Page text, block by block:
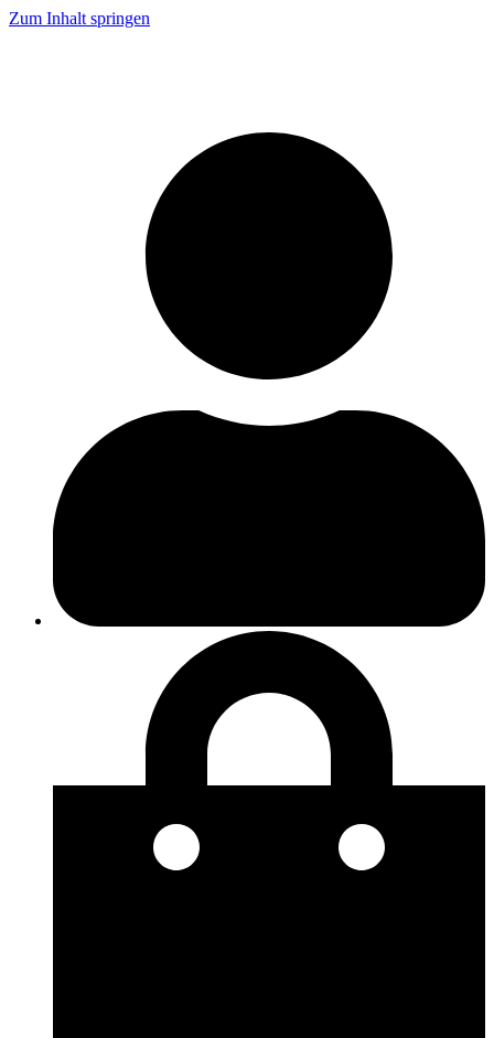
Zum Inhalt springen